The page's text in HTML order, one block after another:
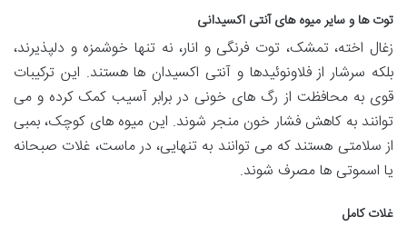
توت ها و سایر میوه های آنتی اکسیدانی
زغال اخته، تمشک، توت فرنگی و انار، نه تنها خوشمزه و دلپذیرند،
بلکه سرشار از فلاونوئیدها و آنتی اکسیدان ها هستند. این ترکیبات
قوی به محافظت از رگ های خونی در برابر آسیب کمک کرده و می
توانند به کاهش فشار خون منجر شوند. این میوه های کوچک، بمبی
از سلامتی هستند که می توانند به تنهایی، در ماست، غلات صبحانه
یا اسموتی ها مصرف شوند.
غلات کامل